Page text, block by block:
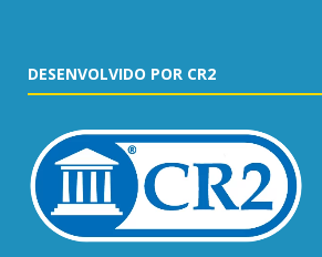
DESENVOLVIDO POR CR2